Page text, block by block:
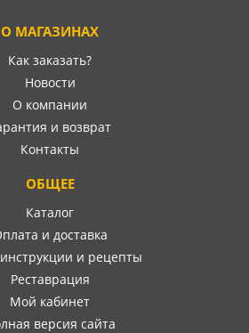
О МАГАЗИНАХ
Как заказать?
Новости
О компании
и возврат
Контакты
ОБЩЕЕ
Каталог
и доставка
и рецепты
Реставрация
Мой кабинет
версия сайта